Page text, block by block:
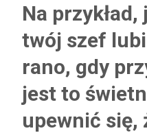
Na
twój szef
rano, gdy
jest to
upewnić się,